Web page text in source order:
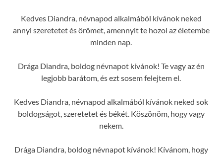
Kedves Diandra, névnapod alkalmából kívánok neked
annyi szeretetet és örömet, amennyit te hozol az életembe
minden nap.
Drága Diandra, boldog névnapot kívánok! Te vagy az én
legjobb barátom, és ezt sosem felejtem el.
Kedves Diandra, névnapod alkalmából kívánok neked sok
boldogságot, szeretetet és békét. Köszönöm, hogy vagy
nekem.
Drága Diandra, boldog névnapot kívánok! Kívánom, hogy